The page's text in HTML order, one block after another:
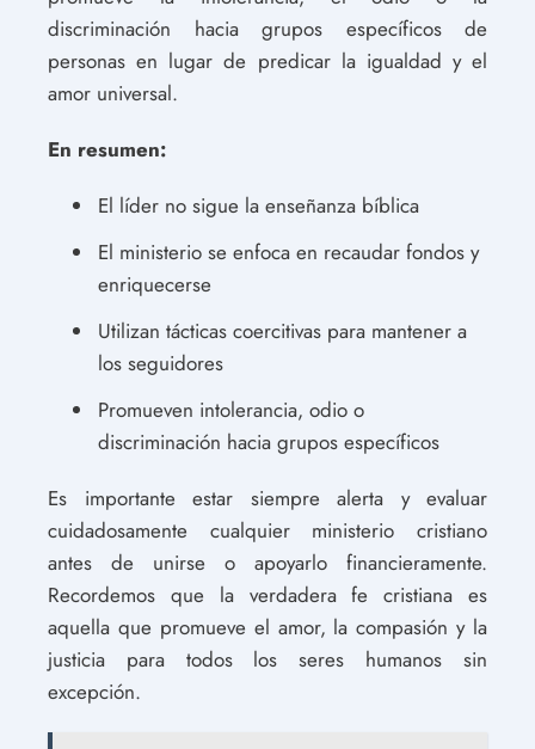
discriminación hacia grupos específicos de
personas en lugar de predicar la igualdad y el
amor universal.
En resumen:
El líder no sigue la enseñanza bíblica
El ministerio se enfoca en recaudar fondos y
enriquecerse
Utilizan tácticas coercitivas para mantener a
los seguidores
Promueven intolerancia, odio o
discriminación hacia grupos específicos
Es importante estar siempre alerta y evaluar
cuidadosamente cualquier ministerio cristiano
antes de unirse o apoyarlo financieramente.
Recordemos que la verdadera fe cristiana es
aquella que promueve el amor, la compasión y la
justicia para todos los seres humanos sin
excepción.